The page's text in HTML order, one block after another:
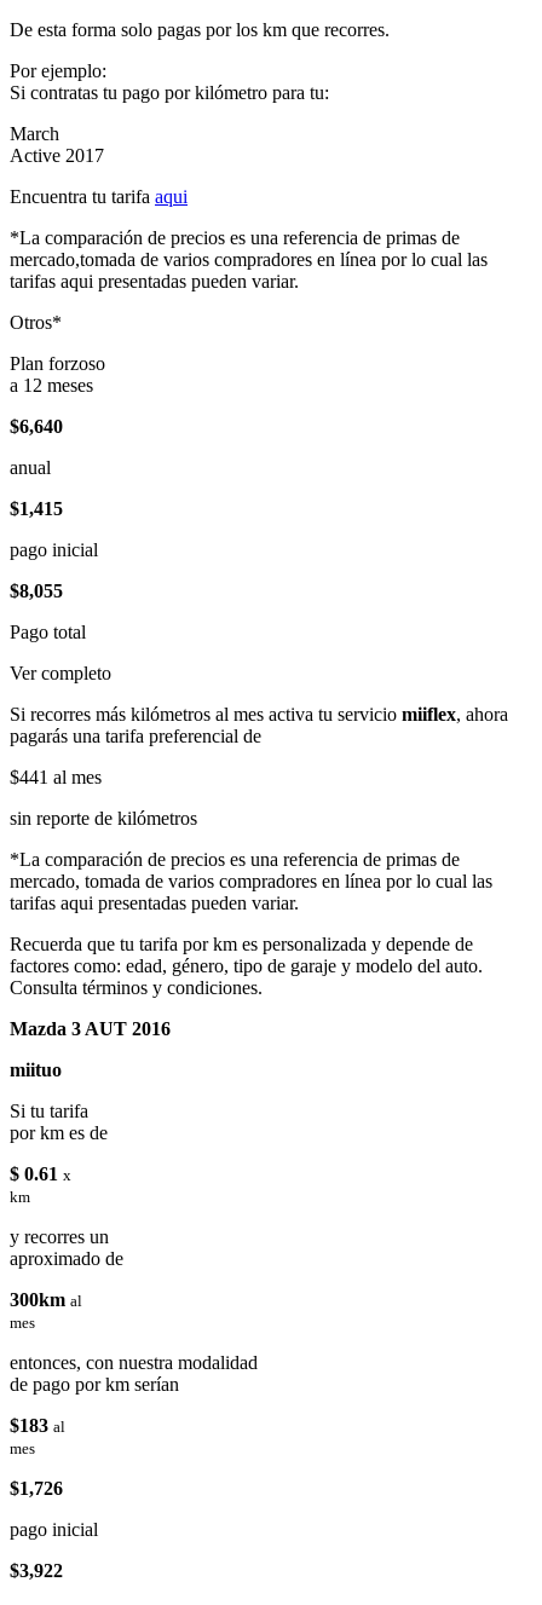
De esta forma solo pagas por los km que recorres.
Por ejemplo:
Si contratas tu pago por kilómetro para tu:
March
Active 2017
Encuentra tu tarifa aqui
*La comparación de precios es una referencia de primas de
mercado,tomada de varios compradores en línea por lo cual las
tarifas aqui presentadas pueden variar.
Otros*
Plan forzoso
a 12 meses
$6,640
anual
$1,415
pago inicial
$8,055
Pago total
Ver completo
Si recorres más kilómetros al mes activa tu servicio miiflex, ahora
pagarás una tarifa preferencial de
$441 al mes
sin reporte de kilómetros
*La comparación de precios es una referencia de primas de
mercado, tomada de varios compradores en línea por lo cual las
tarifas aqui presentadas pueden variar.
Recuerda que tu tarifa por km es personalizada y depende de
factores como: edad, género, tipo de garaje y modelo del auto.
Consulta términos y condiciones.
Mazda 3 AUT 2016
miituo
Si tu tarifa
por km es de
$ 0.61 x
km
y recorres un
aproximado de
300km al
mes
entonces, con nuestra modalidad
de pago por km serían
$183 al
mes
$1,726
pago inicial
$3,922